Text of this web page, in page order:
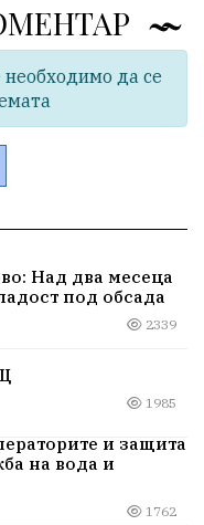
да се
Над два месеца
под обсада
2339
1985
и защита
на вода и
1762